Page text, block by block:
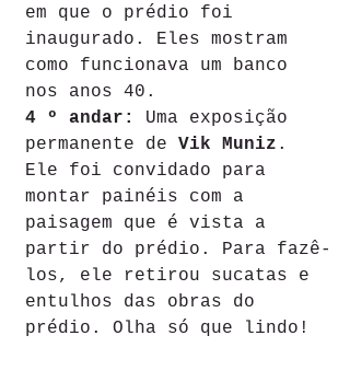
em que o prédio foi
inaugurado. Eles mostram
como funcionava um banco
nos anos 40.
4 º andar:
Uma exposição
permanente de Vik Muniz .
Ele foi convidado para
montar painéis com a
paisagem que é vista a
partir do prédio. Para fazê-
los, ele retirou sucatas e
entulhos das obras do
prédio. Olha só que lindo!